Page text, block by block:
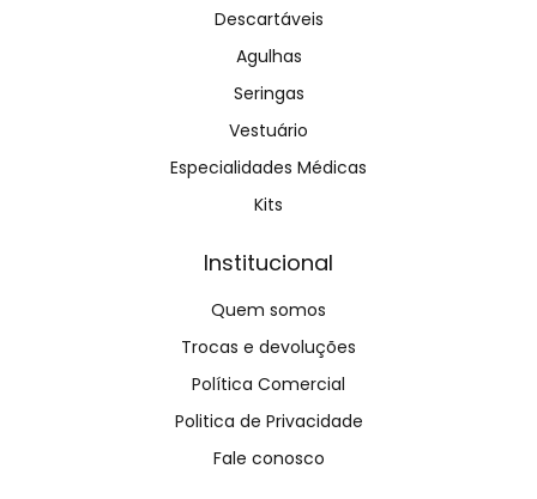
Descartáveis
Agulhas
Seringas
Vestuário
Especialidades Médicas
Kits
Institucional
Quem somos
Trocas e devoluções
Política Comercial
Politica de Privacidade
Fale conosco